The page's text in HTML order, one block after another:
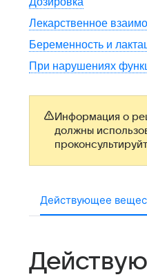
Лекарственное
Беременность и
При нарушениях
Информация о
должны
Действующее